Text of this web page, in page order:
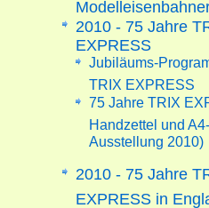
2010 - 75 Jahre
EXPRESS
Jubiläums-
TRIX EXPRESS
75 Jahre TRIX
Handzettel und
Ausstellung 2010)
2010 - 75 Jahre
EXPRESS in